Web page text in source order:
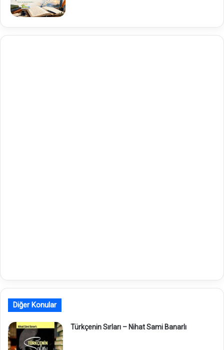
Diğer Konular
Türkçenin Sırları – Nihat Sami Banarlı